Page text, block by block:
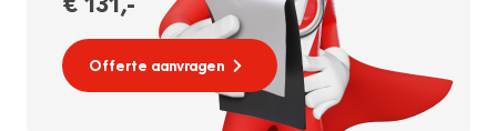
Offerte aanvragen